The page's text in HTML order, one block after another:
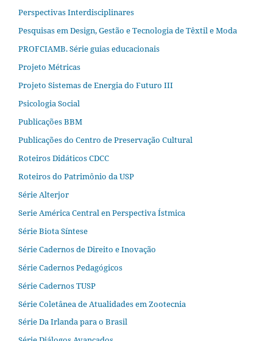
Perspectivas Interdisciplinares
Pesquisas em Design, Gestão e Tecnologia de Têxtil e Moda
PROFCIAMB. Série guias educacionais
Projeto Métricas
Projeto Sistemas de Energia do Futuro III
Psicologia Social
Publicações BBM
Publicações do Centro de Preservação Cultural
Roteiros Didáticos CDCC
Roteiros do Patrimônio da USP
Série Alterjor
Serie América Central en Perspectiva Ístmica
Série Biota Síntese
Série Cadernos de Direito e Inovação
Série Cadernos Pedagógicos
Série Cadernos TUSP
Série Coletânea de Atualidades em Zootecnia
Série Da Irlanda para o Brasil